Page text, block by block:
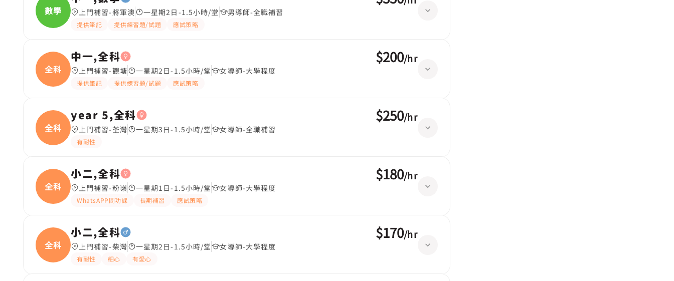
數學 上門補習-將軍澳 一星期2日-1.5小時/堂 男導師-全職補習
提供筆記 提供練習題/試題 應試策略
全科
中一,全科
上門補習-觀塘 一星期2日-1.5小時/堂 女導師-大學程度
提供筆記 提供練習題/試題 應試策略
$200/hr
全科
year 5,全科
上門補習-荃灣 一星期3日-1.5小時/堂 女導師-全職補習
有耐性
$250/hr
全科
小二,全科
上門補習-粉嶺 一星期1日-1.5小時/堂 女導師-大學程度
WhatsAPP問功課 長期補習 應試策略
$180/hr
全科
小二,全科
上門補習-柴灣 一星期2日-1.5小時/堂 女導師-大學程度
有耐性 細心 有愛心
$170/hr